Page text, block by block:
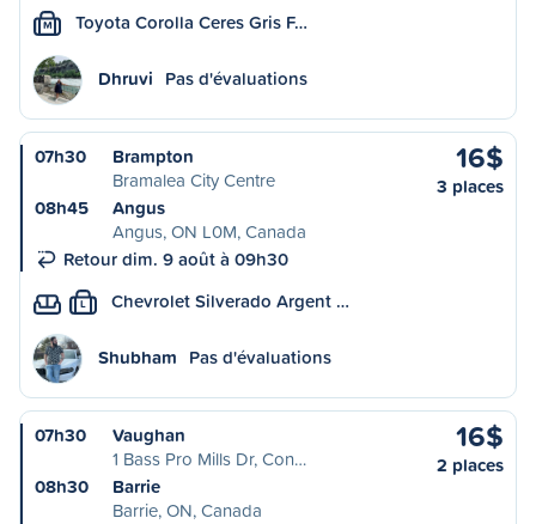
M Toyota Corolla Ceres Gris F…
Dhruvi Pas d'évaluations
07h30
Brampton
Bramalea City Centre
08h45
Angus
Angus, ON L0M, Canada
Retour dim. 9 août à 09h30
16$
3 places
L Chevrolet Silverado Argent …
Shubham Pas d'évaluations
07h30
Vaughan
1 Bass Pro Mills Dr, Con…
08h30
Barrie
Barrie, ON, Canada
16$
2 places